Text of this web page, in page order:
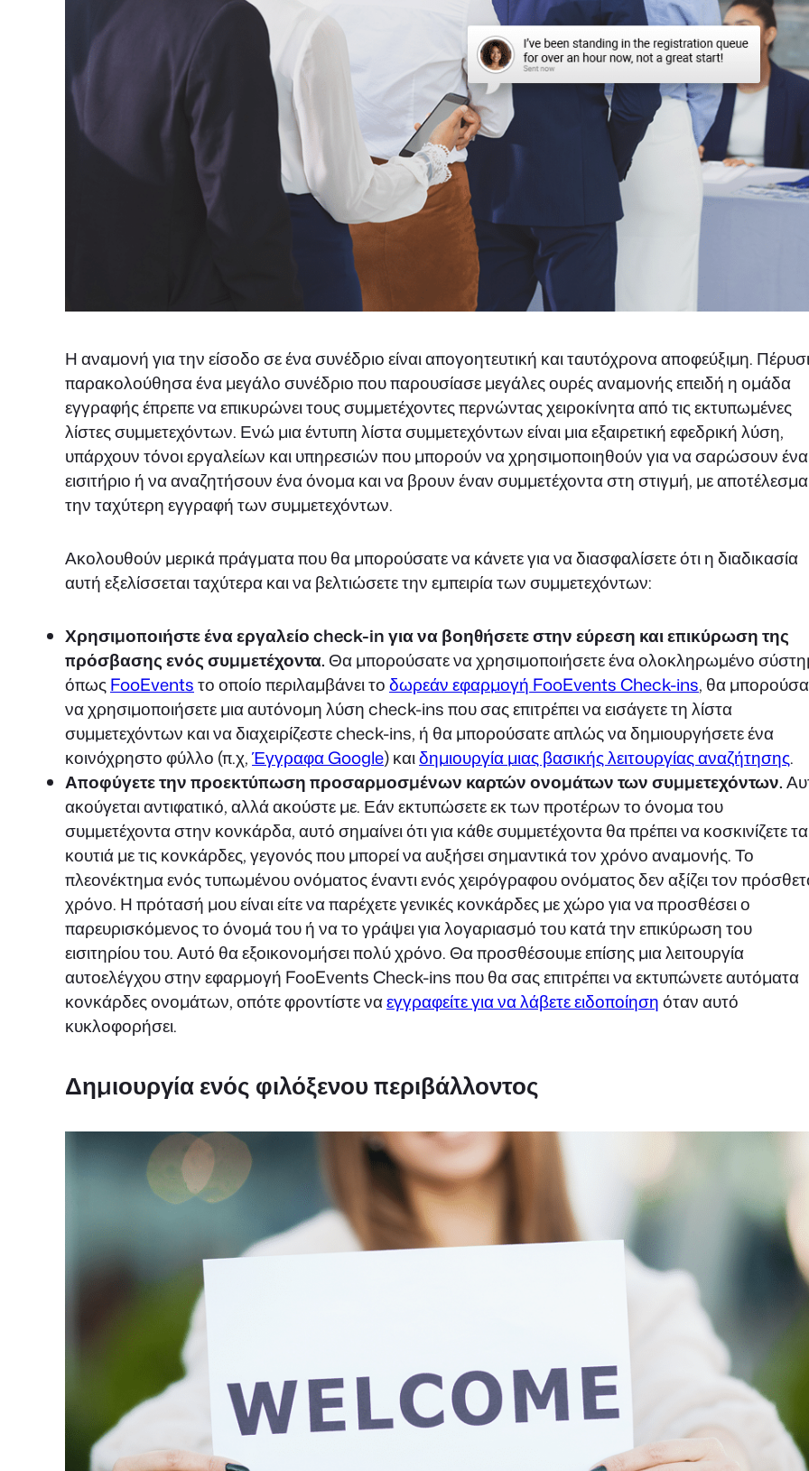
Η αναμονή για την είσοδο σε ένα συνέδριο είναι απογοητευτική και ταυτόχρονα αποφεύξιμη.
παρακολούθησα ένα μεγάλο συνέδριο που παρουσίασε μεγάλες ουρές αναμονής επειδή η ομάδα
εγγραφής έπρεπε να επικυρώνει τους συμμετέχοντες περνώντας χειροκίνητα από τις εκτυπωμένες
λίστες συμμετεχόντων. Ενώ μια έντυπη λίστα συμμετεχόντων είναι μια εξαιρετική εφεδρική λύση,
υπάρχουν τόνοι εργαλείων και υπηρεσιών που μπορούν να χρησιμοποιηθούν για να σαρώσουν ένα
εισιτήριο ή να αναζητήσουν ένα όνομα και να βρουν έναν συμμετέχοντα στη στιγμή, με αποτέλεσμα
την ταχύτερη εγγραφή των συμμετεχόντων.
Ακολουθούν μερικά πράγματα που θα μπορούσατε να κάνετε για να διασφαλίσετε ότι η διαδικασία
αυτή εξελίσσεται ταχύτερα και να βελτιώσετε την εμπειρία των συμμετεχόντων:
Χρησιμοποιήστε ένα εργαλείο check-in για να βοηθήσετε στην εύρεση και επικύρωση της
πρόσβασης ενός συμμετέχοντα. Θα μπορούσατε να χρησιμοποιήσετε ένα ολοκληρωμένο
όπωςFooEventsτο οποίο περιλαμβάνει τοδωρεάν εφαρμογή FooEvents Check-ins, θα
να χρησιμοποιήσετε μια αυτόνομη λύση check-ins που σας επιτρέπει να εισάγετε τη λίστα
συμμετεχόντων και να διαχειρίζεστε check-ins, ή θα μπορούσατε απλώς να δημιουργήσετε ένα
κοινόχρηστο φύλλο (π.χ,Έγγραφα Google) καιδημιουργία μιας βασικής λειτουργίας αναζήτησης.
Αποφύγετε την προεκτύπωση προσαρμοσμένων καρτών ονομάτων των συμμετεχόντων.
ακούγεται αντιφατικό, αλλά ακούστε με. Εάν εκτυπώσετε εκ των προτέρων το όνομα του
συμμετέχοντα στην κονκάρδα, αυτό σημαίνει ότι για κάθε συμμετέχοντα θα πρέπει να κοσκινίζετε τα
κουτιά με τις κονκάρδες, γεγονός που μπορεί να αυξήσει σημαντικά τον χρόνο αναμονής. Το
πλεονέκτημα ενός τυπωμένου ονόματος έναντι ενός χειρόγραφου ονόματος δεν αξίζει τον
χρόνο. Η πρότασή μου είναι είτε να παρέχετε γενικές κονκάρδες με χώρο για να προσθέσει ο
παρευρισκόμενος το όνομά του ή να το γράψει για λογαριασμό του κατά την επικύρωση του
εισιτηρίου του. Αυτό θα εξοικονομήσει πολύ χρόνο. Θα προσθέσουμε επίσης μια λειτουργία
αυτοελέγχου στην εφαρμογή FooEvents Check-ins που θα σας επιτρέπει να εκτυπώνετε αυτόματα
κονκάρδες ονομάτων, οπότε φροντίστε ναεγγραφείτε για να λάβετε ειδοποίησηόταν αυτό
κυκλοφορήσει.
Δημιουργία ενός φιλόξενου περιβάλλοντος